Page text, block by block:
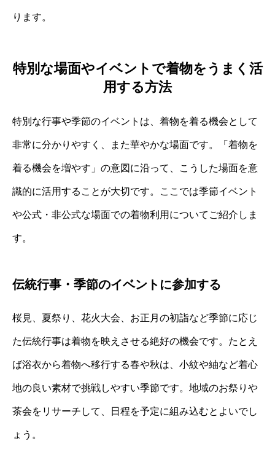
ります。
特別な場面やイベントで着物をうまく活
用する方法
特別な行事や季節のイベントは、着物を着る機会として
非常に分かりやすく、また華やかな場面です。「着物を
着る機会を増やす」の意図に沿って、こうした場面を意
識的に活用することが大切です。ここでは季節イベント
や公式・非公式な場面での着物利用についてご紹介しま
す。
伝統行事・季節のイベントに参加する
桜見、夏祭り、花火大会、お正月の初詣など季節に応じ
た伝統行事は着物を映えさせる絶好の機会です。たとえ
ば浴衣から着物へ移行する春や秋は、小紋や紬など着心
地の良い素材で挑戦しやすい季節です。地域のお祭りや
茶会をリサーチして、日程を予定に組み込むとよいでし
ょう。